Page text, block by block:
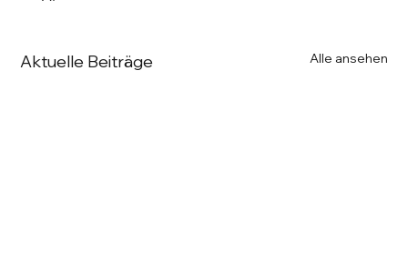
Aktuelle Beiträge Alle ansehen